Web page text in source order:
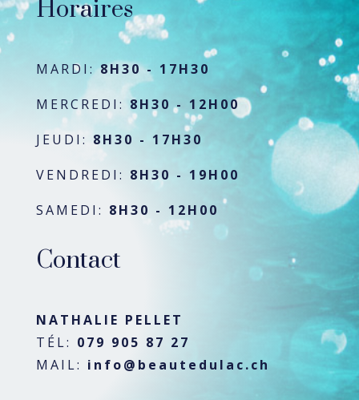
Horaires
MARDI:8H30 - 17H30
MERCREDI: 8H30 - 12H00
JEUDI: 8H30 - 17H30
VENDREDI: 8H30 - 19H00
SAMEDI: 8H30 - 12H00
Contact
NATHALIE PELLET
TÉL: 079 905 87 27
MAIL: info@beautedulac.ch